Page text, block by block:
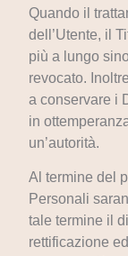
Quando il
dell’Utente, il
più a lungo
revocato.
a conservare i
in
un’autorità.
Al termine del
Personali
tale termine il
rettificazione